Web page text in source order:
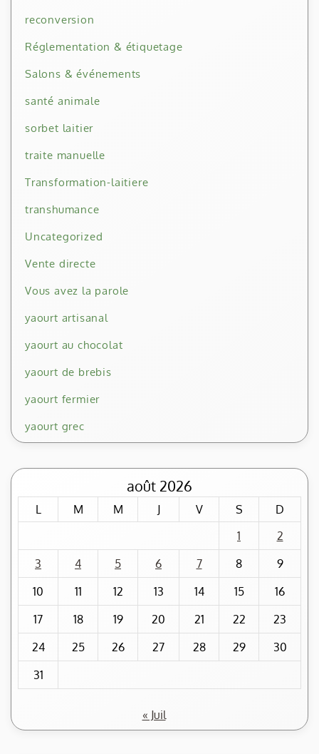
reconversion
Réglementation & étiquetage
Salons & événements
santé animale
sorbet laitier
traite manuelle
Transformation-laitiere
transhumance
Uncategorized
Vente directe
Vous avez la parole
yaourt artisanal
yaourt au chocolat
yaourt de brebis
yaourt fermier
yaourt grec
août 2026
L M M J V S
D
1
2
3
4 5 6 7 8
9
10
11 12 13 14 15
16
17
18 19 20 21 22
23
24
25 26 27 28 29
30
31
« Juil